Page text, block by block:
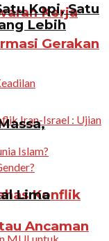
Kerja
Gerakan
Konflik
Ancaman
Kopi, Satu
Lebih
Lima